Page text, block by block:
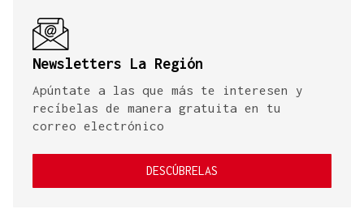
Newsletters La Región
Apúntate a las que más te interesen y
recíbelas de manera gratuita en tu
correo electrónico
DESCÚBRELAS